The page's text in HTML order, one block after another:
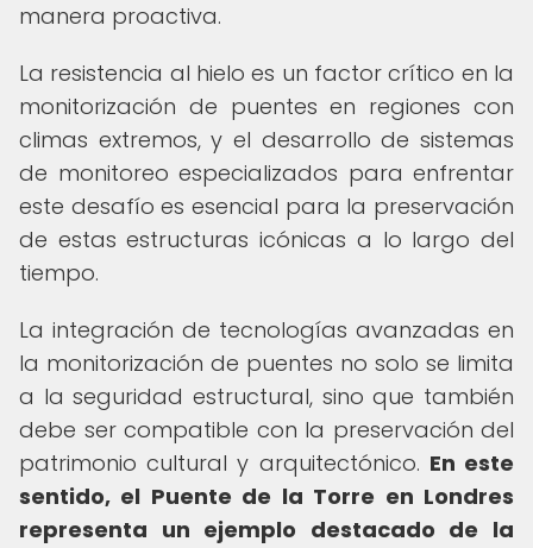
manera proactiva.
La resistencia al hielo es un factor crítico en la
monitorización de puentes en regiones con
climas extremos, y el desarrollo de sistemas
de monitoreo especializados para enfrentar
este desafío es esencial para la preservación
de estas estructuras icónicas a lo largo del
tiempo.
La integración de tecnologías avanzadas en
la monitorización de puentes no solo se limita
a la seguridad estructural, sino que también
debe ser compatible con la preservación del
patrimonio cultural y arquitectónico. En este
sentido, el Puente de la Torre en Londres
representa un ejemplo destacado de la